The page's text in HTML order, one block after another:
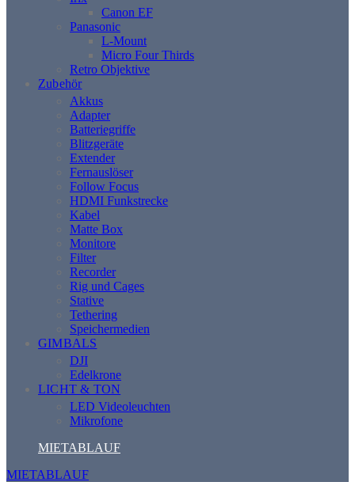
Canon EF
Panasonic
L-Mount
Micro Four Thirds
Retro Objektive
Zubehör
Akkus
Adapter
Batteriegriffe
Blitzgeräte
Extender
Fernauslöser
Follow Focus
HDMI Funkstrecke
Kabel
Matte Box
Monitore
Filter
Recorder
Rig und Cages
Stative
Tethering
Speichermedien
GIMBALS
DJI
Edelkrone
LICHT & TON
LED Videoleuchten
Mikrofone
MIETABLAUF
MIETABLAUF